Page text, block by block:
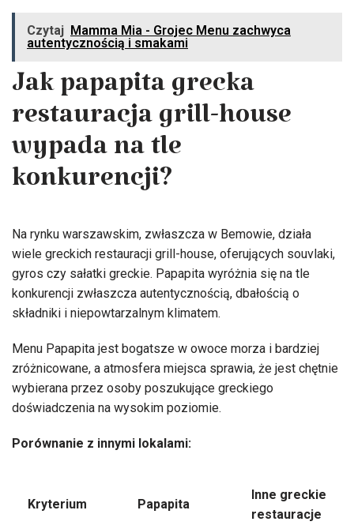
Czytaj Mamma Mia - Grojec Menu zachwyca
autentycznością i smakami
Jak papapita grecka
restauracja grill-house
wypada na tle
konkurencji?
Na rynku warszawskim, zwłaszcza w Bemowie, działa
wiele greckich restauracji grill-house, oferujących souvlaki,
gyros czy sałatki greckie. Papapita wyróżnia się na tle
konkurencji zwłaszcza autentycznością, dbałością o
składniki i niepowtarzalnym klimatem.
Menu Papapita jest bogatsze w owoce morza i bardziej
zróżnicowane, a atmosfera miejsca sprawia, że jest chętnie
wybierana przez osoby poszukujące greckiego
doświadczenia na wysokim poziomie.
Porównanie z innymi lokalami:
Kryterium Papapita
Inne greckie
restauracje